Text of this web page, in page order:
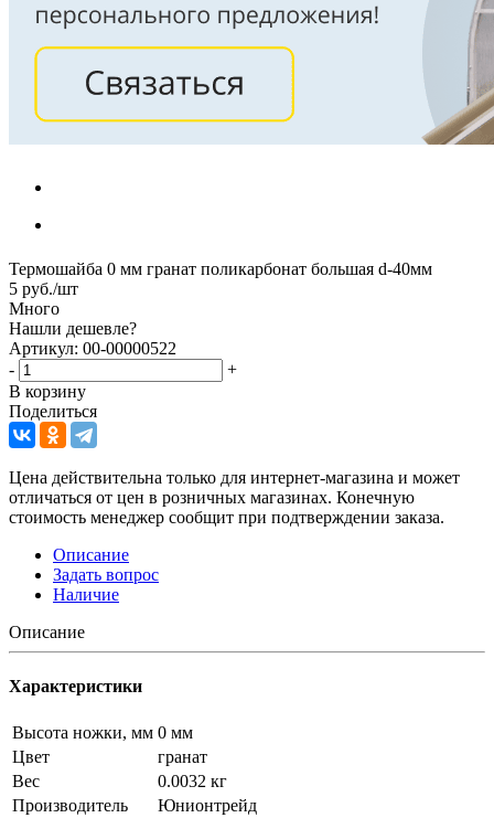
Термошайба 0 мм гранат поликарбонат большая d-40мм
5 руб./шт
Много
Нашли дешевле?
Артикул: 00-00000522
-
+
В корзину
Поделиться
Цена действительна только для интернет-магазина и может
отличаться от цен в розничных магазинах. Конечную
стоимость менеджер сообщит при подтверждении заказа.
Описание
Задать вопрос
Наличие
Описание
Характеристики
Высота ножки, мм 0 мм
Цвет
гранат
Вес
0.0032 кг
Производитель
Юнионтрейд